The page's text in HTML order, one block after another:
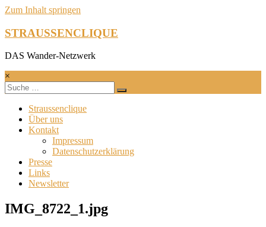
Zum Inhalt springen
STRAUSSENCLIQUE
DAS Wander-Netzwerk
×
Straussenclique
Über uns
Kontakt
Impressum
Datenschutzerklärung
Presse
Links
Newsletter
IMG_8722_1.jpg